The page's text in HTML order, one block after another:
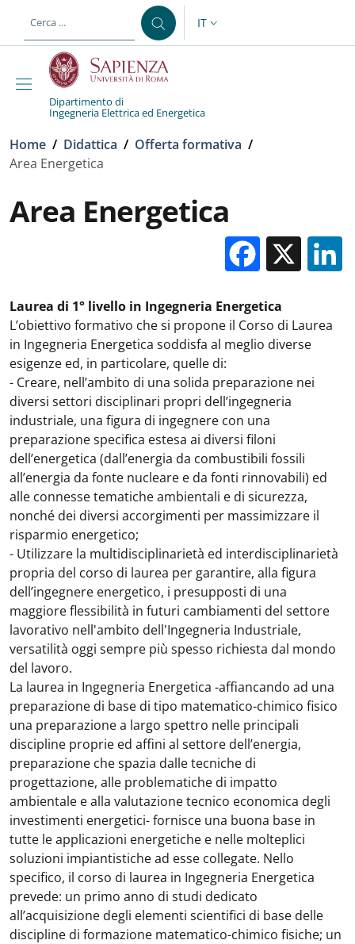
al contenuto principale
SELETTORE LINGUA:
IT
Dipartimento di
Ingegneria Elettrica ed Energetica
Briciole di pane
Home / Didattica / Offerta formativa /
Area Energetica
Area Energetica
X
Laurea di 1° livello in Ingegneria Energetica
L’obiettivo formativo che si propone il Corso di Laurea
in Ingegneria Energetica soddisfa al meglio diverse
esigenze ed, in particolare, quelle di:
- Creare, nell’ambito di una solida preparazione nei
diversi settori disciplinari propri dell’ingegneria
industriale, una figura di ingegnere con una
preparazione specifica estesa ai diversi filoni
dell’energetica (dall’energia da combustibili fossili
all’energia da fonte nucleare e da fonti rinnovabili) ed
alle connesse tematiche ambientali e di sicurezza,
nonché dei diversi accorgimenti per massimizzare il
risparmio energetico;
- Utilizzare la multidisciplinarietà ed interdisciplinarietà
propria del corso di laurea per garantire, alla figura
dell’ingegnere energetico, i presupposti di una
maggiore flessibilità in futuri cambiamenti del settore
lavorativo nell'ambito dell'Ingegneria Industriale,
versatilità oggi sempre più spesso richiesta dal mondo
del lavoro.
La laurea in Ingegneria Energetica -affiancando ad una
preparazione di base di tipo matematico-chimico fisico
una preparazione a largo spettro nelle principali
discipline proprie ed affini al settore dell’energia,
preparazione che spazia dalle tecniche di
progettazione, alle problematiche di impatto
ambientale e alla valutazione tecnico economica degli
investimenti energetici- fornisce una buona base in
tutte le applicazioni energetiche e nelle molteplici
soluzioni impiantistiche ad esse collegate. Nello
specifico, il corso di laurea in Ingegneria Energetica
prevede: un primo anno di studi dedicato
all’acquisizione degli elementi scientifici di base delle
discipline di formazione matematico-chimico fisiche; un